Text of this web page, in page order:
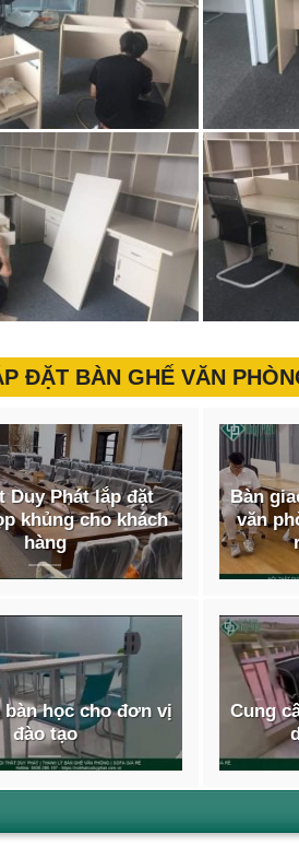
ĐẶT BÀN GHẾ VĂN
Duy Phát lắp đặt
khủng cho khách
hàng
Bàn
văn
bàn học cho đơn vị
đào tạo
Cung